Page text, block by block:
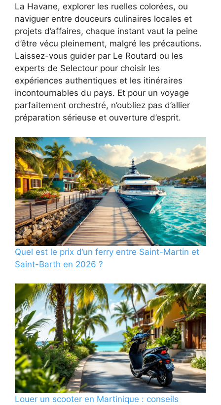
La Havane, explorer les ruelles colorées, ou
naviguer entre douceurs culinaires locales et
projets d’affaires, chaque instant vaut la peine
d’être vécu pleinement, malgré les précautions.
Laissez-vous guider par Le Routard ou les
experts de Selectour pour choisir les
expériences authentiques et les itinéraires
incontournables du pays. Et pour un voyage
parfaitement orchestré, n’oubliez pas d’allier
préparation sérieuse et ouverture d’esprit.
Quel est le prix d’un ferry entre Saint-Martin et
Saint-Barth en 2026 ?
Louer un scooter en Martinique : conseils